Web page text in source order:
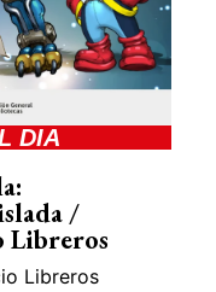
DIA
/
Libreros
Libreros